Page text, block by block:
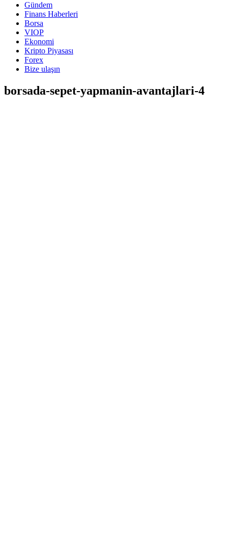
Gündem
Finans Haberleri
Borsa
VIOP
Ekonomi
Kripto Piyasası
Forex
Bize ulaşın
borsada-sepet-yapmanin-avantajlari-4